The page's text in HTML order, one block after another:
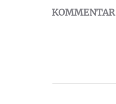
KOMMENTAR